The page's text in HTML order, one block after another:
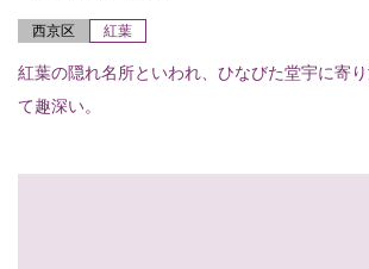
西京区 紅葉
紅葉の隠れ名所といわれ、ひなびた堂宇に寄
て趣深い。